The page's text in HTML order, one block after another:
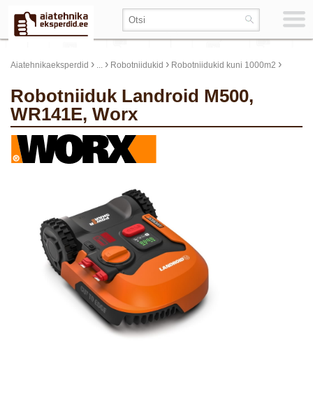
Aiatehnikaeksperdid › ... › Robotniidukid › Robotniidukid kuni 1000m2 ›
Robotniiduk Landroid M500,
WR141E, Worx